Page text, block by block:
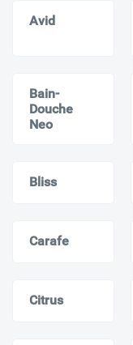
Avid
Bain-
Douche
Neo
Bliss
Carafe
Citrus